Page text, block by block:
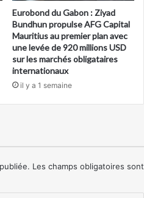
Eurobond du Gabon : Ziyad
Bundhun propulse AFG Capital
Mauritius au premier plan avec
une levée de 920 millions USD
sur les marchés obligataires
internationaux
il y a 1 semaine
Les champs obligatoires sont